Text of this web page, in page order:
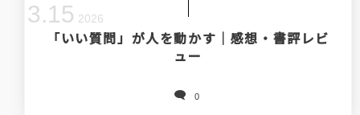
「いい質問」が人を動かす｜感想・書評レビ
ュー
0
3.15 2026